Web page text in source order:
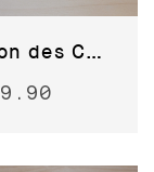
Savon des Cimes
9.90